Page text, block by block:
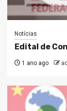
Notícias
Edital de
1 ano ago